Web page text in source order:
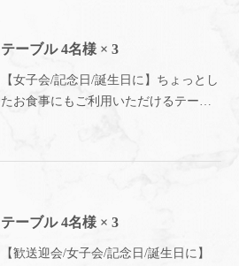
テーブル4名様 × 3
【女子会/記念日/誕生日に】ちょっとし
たお食事にもご利用いただけるテーブ
2nd 新宿店～
テーブル4名様 × 3
【歓送迎会/女子会/記念日/誕生日に】